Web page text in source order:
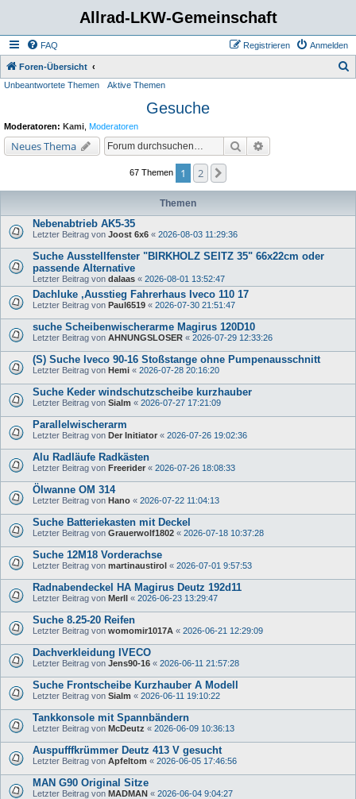
Allrad-LKW-Gemeinschaft
FAQ Anmelden
Registrieren
Foren-Übersicht
Unbeantwortete Themen Aktive Themen
Gesuche
Moderatoren: Kami Moderatoren
Neues Thema Suche
67 Themen 1 2
Themen
Nebenabtrieb AK5-35
Letzter Beitrag von Joost 6x6 « 2026-08-03 11:29:36
Suche Ausstellfenster "BIRKHOLZ SEITZ 35" 66x22cm oder
passende Alternative
Letzter Beitrag von dalaas « 2026-08-01 13:52:47
Dachluke ,Ausstieg Fahrerhaus Iveco 110 17
Letzter Beitrag von Paul6519 « 2026-07-30 21:51:47
suche Scheibenwischerarme Magirus 120D10
Letzter Beitrag von AHNUNGSLOSER « 2026-07-29 12:33:26
(S) Suche Iveco 90-16 Stoßstange ohne Pumpenausschnitt
Letzter Beitrag von Hemi « 2026-07-28 20:16:20
Suche Keder windschutzscheibe kurzhauber
Letzter Beitrag von Sialm « 2026-07-27 17:21:09
Parallelwischerarm
Letzter Beitrag von Der Initiator « 2026-07-26 19:02:36
Alu Radläufe Radkästen
Letzter Beitrag von Freerider « 2026-07-26 18:08:33
Ölwanne OM 314
Letzter Beitrag von Hano « 2026-07-22 11:04:13
Suche Batteriekasten mit Deckel
Letzter Beitrag von Grauerwolf1802 « 2026-07-18 10:37:28
Suche 12M18 Vorderachse
Letzter Beitrag von martinaustirol « 2026-07-01 9:57:53
Radnabendeckel HA Magirus Deutz 192d11
Letzter Beitrag von Merll « 2026-06-23 13:29:47
Suche 8.25-20 Reifen
Letzter Beitrag von womomir1017A « 2026-06-21 12:29:09
Dachverkleidung IVECO
Letzter Beitrag von Jens90-16 « 2026-06-11 21:57:28
Suche Frontscheibe Kurzhauber A Modell
Letzter Beitrag von Sialm « 2026-06-11 19:10:22
Tankkonsole mit Spannbändern
Letzter Beitrag von McDeutz « 2026-06-09 10:36:13
Auspufffkrümmer Deutz 413 V gesucht
Letzter Beitrag von Apfeltom « 2026-06-05 17:46:56
MAN G90 Original Sitze
Letzter Beitrag von MADMAN « 2026-06-04 9:04:27